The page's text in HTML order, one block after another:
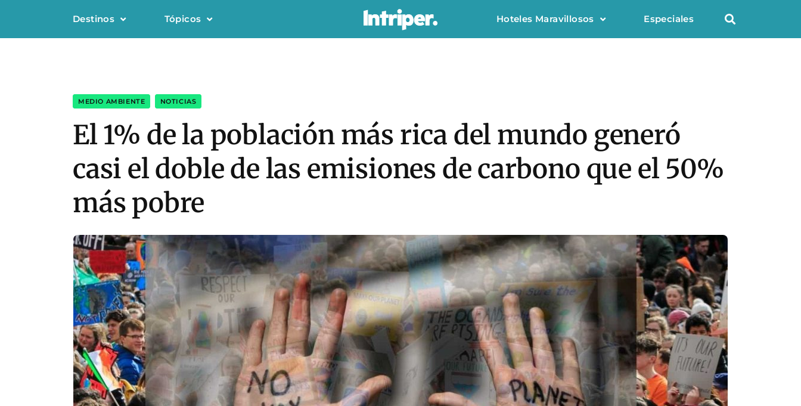
Destinos Tópicos Hoteles Maravillosos Especiales
MEDIO AMBIENTE NOTICIAS
El 1% de la población más rica del mundo generó
casi el doble de las emisiones de carbono que el 50%
más pobre